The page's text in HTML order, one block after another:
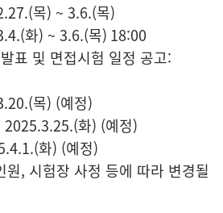
목) ~ 3.6.(목)
화) ~ 3.6.(목) 18:00
표 및 면접시험 일정 공고:
목) (예정)
2025.3.25.(화) (예정)
화) (예정)
, 시험장 사정 등에 따라 변경될